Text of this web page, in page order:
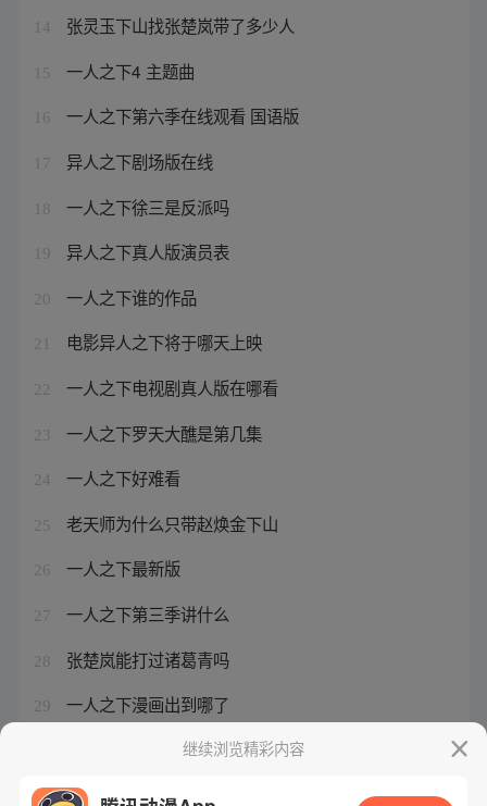
14 张灵玉下山找张楚岚带了多少人
15 一人之下4 主题曲
16 一人之下第六季在线观看 国语版
17 异人之下剧场版在线
18 一人之下徐三是反派吗
19 异人之下真人版演员表
20 一人之下谁的作品
21 电影异人之下将于哪天上映
22 一人之下电视剧真人版在哪看
23 一人之下罗天大醮是第几集
24 一人之下好难看
25 老天师为什么只带赵焕金下山
26 一人之下最新版
27 一人之下第三季讲什么
28 张楚岚能打过诸葛青吗
29 一人之下漫画出到哪了
一人之下陆瑾被打哭继续浏览精彩内容